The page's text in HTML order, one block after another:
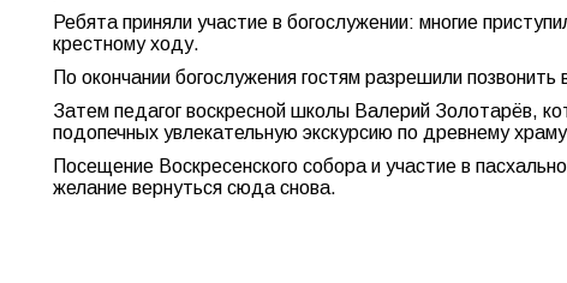
Ребята приняли участие в богослужении: многие
крестному ходу.
По окончании богослужения гостям разрешили
Затем педагог воскресной школы Валерий Золотарёв,
подопечных увлекательную экскурсию по древнему
Посещение Воскресенского собора и участие в
желание вернуться сюда снова.